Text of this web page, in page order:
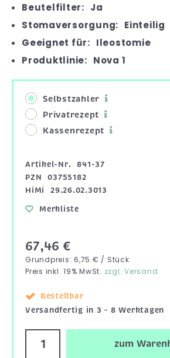
Beutelfilter: Ja
Stomaversorgung: Einteilig
Geeignet für: Ileostomie
Produktlinie: Nova 1
Selbstzahler
Privatrezept
Kassenrezept
Artikel-Nr.
841-37
PZN
03755182
HiMi
29.26.02.3013
Merkliste
67,46 €
Grundpreis: 6,75 € / Stück
Preis inkl. 19% MwSt. zzgl. Versand
Bestellbar
Versandfertig in 3 – 8 Werktagen
zum